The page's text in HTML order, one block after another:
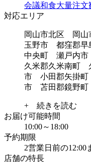
会議和食大量注文
対応エリア
岡山市北区 岡
玉野市 都窪郡
中央町 瀬戸内
久米郡久米南町
市 小田郡矢掛
市 苫田郡鏡野
+ 続きを読む
お届け可能時間
10:00～18:00
予約期限
2営業日前の12:00
店舗の特長